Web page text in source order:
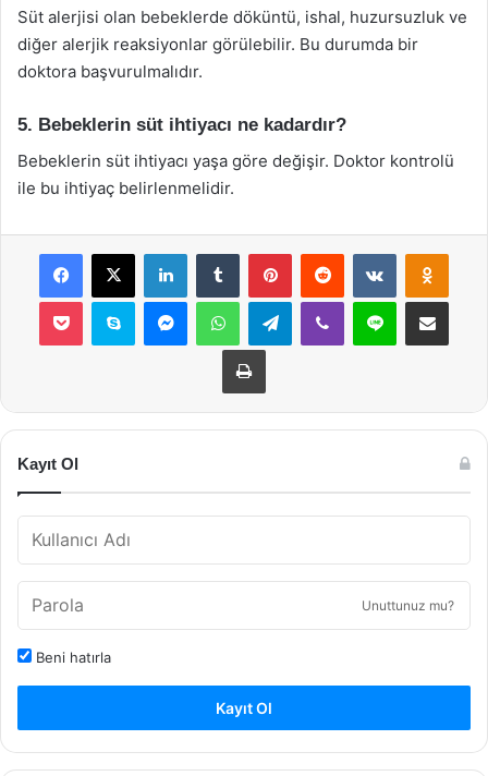
Süt alerjisi olan bebeklerde döküntü, ishal, huzursuzluk ve
diğer alerjik reaksiyonlar görülebilir. Bu durumda bir
doktora başvurulmalıdır.
5. Bebeklerin süt ihtiyacı ne kadardır?
Bebeklerin süt ihtiyacı yaşa göre değişir. Doktor kontrolü
ile bu ihtiyaç belirlenmelidir.
Facebook
X LinkedInTumblr PinterestReddit VKontakte
Pocket Skype MessengerWhatsAppTelegramViber Line E-Posta ile
Yazdır
Kayıt Ol
Unuttunuz mu?
Beni hatırla
Kayıt Ol